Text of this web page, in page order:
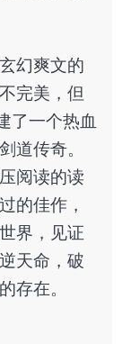
幻爽文的
完美，但
了一个热血
道传奇。
阅读的读
的佳作，
界，见证
天命，破
存在。